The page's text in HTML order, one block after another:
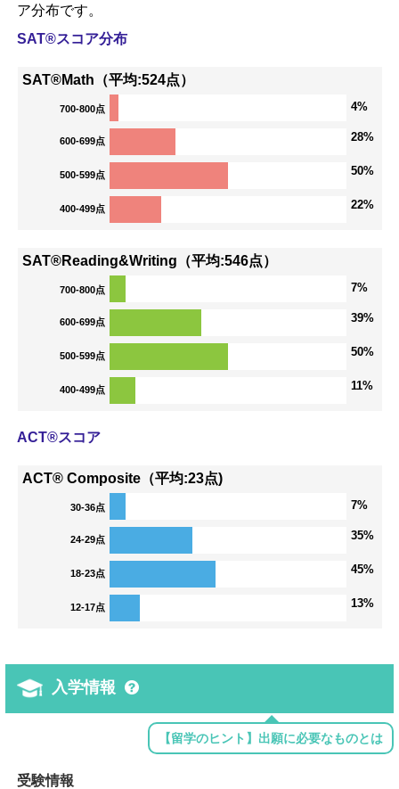
ア分布です。
SAT®スコア分布
SAT®Math（平均:524点）
700-800点 4%
600-699点 28%
500-599点 50%
400-499点 22%
SAT®Reading&Writing（平均:546点）
700-800点 7%
600-699点 39%
500-599点 50%
400-499点 11%
ACT®スコア
ACT® Composite（平均:23点)
30-36点 7%
24-29点 35%
18-23点 45%
12-17点 13%
入学情報
【留学のヒント】出願に必要なものとは
受験情報